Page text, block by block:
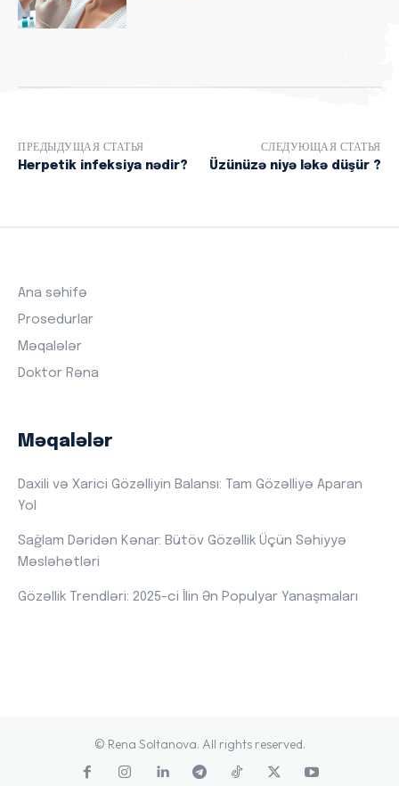
ПРЕДЫДУЩАЯ СТАТЬЯ
Herpetik infeksiya nədir?
СЛЕДУЮЩАЯ СТАТЬЯ
Üzünüzə niyə ləkə düşür ?
Ana səhifə
Prosedurlar
Məqalələr
Doktor Rəna
Məqalələr
Daxili və Xarici Gözəlliyin Balansı: Tam Gözəlliyə Aparan
Yol
Sağlam Dəridən Kənar: Bütöv Gözəllik Üçün Səhiyyə
Məsləhətləri
Gözəllik Trendləri: 2025-ci İlin Ən Populyar Yanaşmaları
© Rena Soltanova. All rights reserved.